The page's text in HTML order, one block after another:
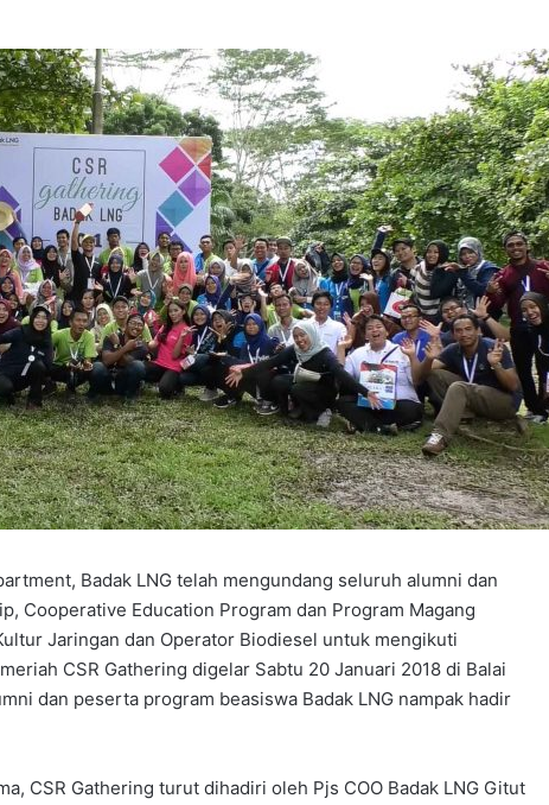
Badak LNG telah mengundang seluruh alumni dan
Cooperative Education Program dan Program Magang
Jaringan dan Operator Biodiesel untuk mengikuti
CSR Gathering digelar Sabtu 20 Januari 2018 di Balai
dan peserta program beasiswa Badak LNG nampak hadir
CSR Gathering turut dihadiri oleh Pjs COO Badak LNG Gitut